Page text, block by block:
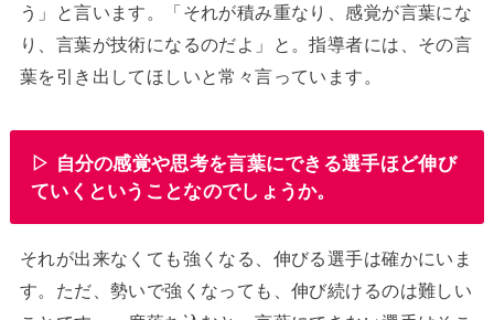
う」と言います。「それが積み重なり、感覚が言葉にな
り、言葉が技術になるのだよ」と。指導者には、その言
葉を引き出してほしいと常々言っています。
▷ 自分の感覚や思考を言葉にできる選手ほど伸び
ていくということなのでしょうか。
それが出来なくても強くなる、伸びる選手は確かにいま
す。ただ、勢いで強くなっても、伸び続けるのは難しい